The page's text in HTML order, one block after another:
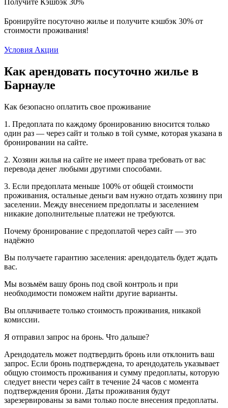
Бронируйте посуточно жилье и получите кэшбэк 30% от
стоимости проживания!
Условия Акции
Как арендовать посуточно жилье в
Барнауле
Как безопасно оплатить свое проживание
1. Предоплата по каждому бронированию вносится только
один раз — через сайт и только в той сумме, которая указана в
бронировании на сайте.
2. Хозяин жилья на сайте не имеет права требовать от вас
перевода денег любыми другими способами.
3. Если предоплата меньше 100% от общей стоимости
проживания, остальные деньги вам нужно отдать хозяину при
заселении. Между внесением предоплаты и заселением
никакие дополнительные платежи не требуются.
Почему бронирование с предоплатой через сайт — это
надёжно
Вы получаете гарантию заселения: арендодатель будет ждать
вас.
Мы возьмём вашу бронь под свой контроль и при
необходимости поможем найти другие варианты.
Вы оплачиваете только стоимость проживания, никакой
комиссии.
Я отправил запрос на бронь. Что дальше?
Арендодатель может подтвердить бронь или отклонить ваш
запрос. Если бронь подтверждена, то арендодатель указывает
общую стоимость проживания и сумму предоплаты, которую
следует внести через сайт в течение 24 часов с момента
подтверждения брони. Даты проживания будут
зарезервированы за вами только после внесения предоплаты.